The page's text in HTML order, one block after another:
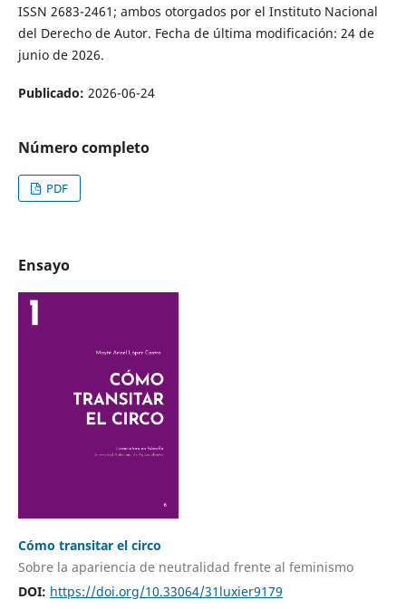
ISSN 2683-2461; ambos otorgados por el Instituto Nacional
del Derecho de Autor. Fecha de última modificación: 24 de
junio de 2026.
Publicado: 2026-06-24
Número completo
PDF
Ensayo
Cómo transitar el circo
Sobre la apariencia de neutralidad frente al feminismo
DOI: https://doi.org/10.33064/31luxier9179